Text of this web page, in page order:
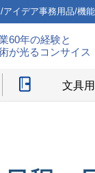
イデア事務用品/機
60年の経験と
が光るコンサイス
文具